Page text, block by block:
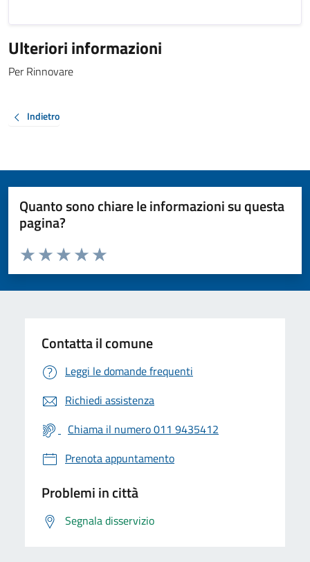
Ulteriori informazioni
Per Rinnovare
Indietro
Quanto sono chiare le informazioni su questa
pagina?
Valuta da 1 a 5 stelle la pagina
Valuta 5 stelle su 5
Valuta 4 stelle su 5
Valuta 3 stelle su 5
Valuta 2 stelle su 5
Valuta 1 stelle su 5
Contatta il comune
Leggi le domande frequenti
Richiedi assistenza
Chiama il numero 011 9435412
Prenota appuntamento
Problemi in città
Segnala disservizio